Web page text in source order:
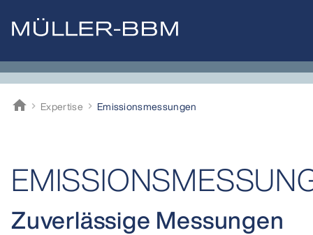
home
Müller-BBM
Expertise Emissions­messungen
Zuverlässige Messungen